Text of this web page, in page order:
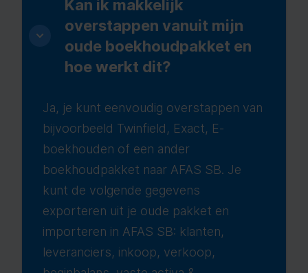
Kan ik makkelijk
overstappen vanuit mijn
oude boekhoudpakket en
hoe werkt dit?
Ja, je kunt eenvoudig overstappen van
bijvoorbeeld Twinfield, Exact, E-
boekhouden of een ander
boekhoudpakket naar AFAS SB. Je
kunt de volgende gegevens
exporteren uit je oude pakket en
importeren in AFAS SB: klanten,
leveranciers, inkoop, verkoop,